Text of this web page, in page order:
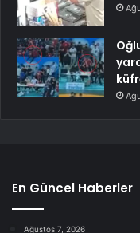
En Güncel Haberler
Ağustos 7, 2026